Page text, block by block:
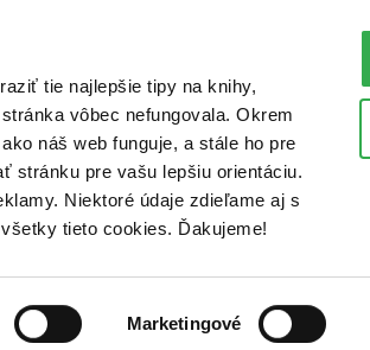
tie najlepšie tipy na knihy,
vôbec nefungovala. Okrem
náš web funguje, a stále ho pre
stránku pre vašu lepšiu orientáciu.
Niektoré údaje zdieľame aj s
tieto cookies. Ďakujeme!
Marketingové